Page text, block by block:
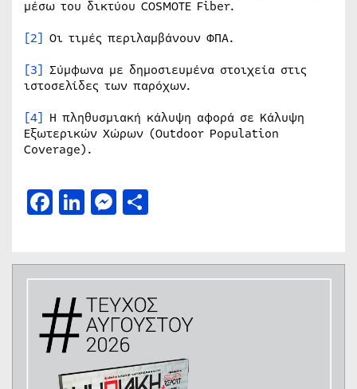
μέσω του δικτύου COSMOTE Fiber.
[2] Οι τιμές περιλαμβάνουν ΦΠΑ.
[3] Σύμφωνα με δημοσιευμένα στοιχεία στις
ιστοσελίδες των παρόχων.
[4] Η πληθυσμιακή κάλυψη αφορά σε Κάλυψη
Εξωτερικών Χώρων (Outdoor Population
Coverage).
Facebook
LinkedIn
Messenger